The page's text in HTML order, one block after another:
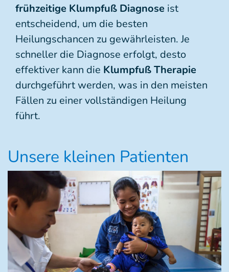
frühzeitige Klumpfuß Diagnose ist
entscheidend, um die besten
Heilungschancen zu gewährleisten. Je
schneller die Diagnose erfolgt, desto
effektiver kann die Klumpfuß Therapie
durchgeführt werden, was in den meisten
Fällen zu einer vollständigen Heilung
führt.
Unsere kleinen Patienten